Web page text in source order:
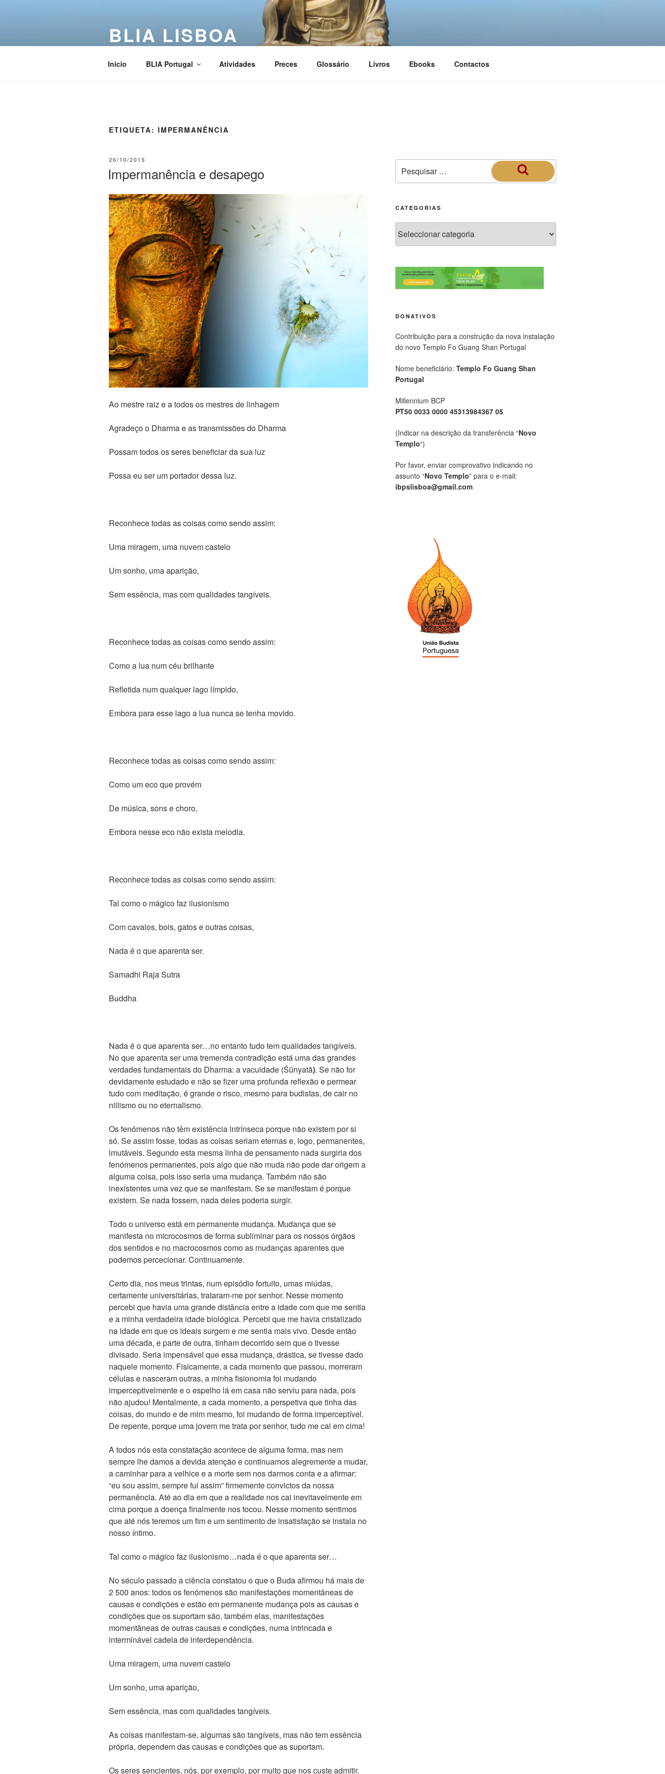
BLIA LISBOA
Início BLIA Portugal Atividades Preces Glossário Livros Ebooks Contactos
ETIQUETA: IMPERMANÊNCIA
26/10/2015
Impermanência e desapego
Ao mestre raiz e a todos os mestres de linhagem
Agradeço o Dharma e as transmissões do Dharma
Possam todos os seres beneficiar da sua luz
Possa eu ser um portador dessa luz.
Reconhece todas as coisas como sendo assim:
Uma miragem, uma nuvem castelo
Um sonho, uma aparição,
Sem essência, mas com qualidades tangíveis.
Reconhece todas as coisas como sendo assim:
Como a lua num céu brilhante
Refletida num qualquer lago límpido,
Embora para esse lago a lua nunca se tenha movido.
Reconhece todas as coisas como sendo assim:
Como um eco que provém
De música, sons e choro,
Embora nesse eco não exista melodia.
Reconhece todas as coisas como sendo assim:
Tal como o mágico faz ilusionismo
Com cavalos, bois, gatos e outras coisas,
Nada é o que aparenta ser.
Samadhi Raja Sutra
Buddha
Nada é o que aparenta ser…no entanto tudo tem qualidades tangíveis.
No que aparenta ser uma tremenda contradição está uma das grandes
verdades fundamentais do Dharma: a vacuidade (Śūnyatā). Se não for
devidamente estudado e não se fizer uma profunda reflexão e permear
tudo com meditação, é grande o risco, mesmo para budistas, de cair no
niilismo ou no eternalismo.
Os fenómenos não têm existência intrínseca porque não existem por si
só. Se assim fosse, todas as coisas seriam eternas e, logo, permanentes,
imutáveis. Segundo esta mesma linha de pensamento nada surgiria dos
fenómenos permanentes, pois algo que não muda não pode dar origem a
alguma coisa, pois isso seria uma mudança. Também não são
inexistentes uma vez que se manifestam. Se se manifestam é porque
existem. Se nada fossem, nada deles poderia surgir.
Todo o universo está em permanente mudança. Mudança que se
manifesta no microcosmos de forma subliminar para os nossos órgãos
dos sentidos e no macrocosmos como as mudanças aparentes que
podemos percecionar. Continuamente.
Certo dia, nos meus trintas, num episódio fortuito, umas miúdas,
certamente universitárias, trataram-me por senhor. Nesse momento
percebi que havia uma grande distância entre a idade com que me sentia
e a minha verdadeira idade biológica. Percebi que me havia cristalizado
na idade em que os ideais surgem e me sentia mais vivo. Desde então
uma década, e parte de outra, tinham decorrido sem que o tivesse
divisado. Seria impensável que essa mudança, drástica, se tivesse dado
naquele momento. Fisicamente, a cada momento que passou, morreram
células e nasceram outras, a minha fisionomia foi mudando
imperceptivelmente e o espelho lá em casa não serviu para nada, pois
não ajudou! Mentalmente, a cada momento, a perspetiva que tinha das
coisas, do mundo e de mim mesmo, foi mudando de forma imperceptível.
De repente, porque uma jovem me trata por senhor, tudo me cai em cima!
A todos nós esta constatação acontece de alguma forma, mas nem
sempre lhe damos a devida atenção e continuamos alegremente a mudar,
a caminhar para a velhice e a morte sem nos darmos conta e a afirmar:
“eu sou assim, sempre fui assim” firmemente convictos da nossa
permanência. Até ao dia em que a realidade nos cai inevitavelmente em
cima porque a doença finalmente nos tocou. Nesse momento sentimos
que até nós teremos um fim e um sentimento de insatisfação se instala no
nosso íntimo.
Tal como o mágico faz ilusionismo…nada é o que aparenta ser…
No século passado a ciência constatou o que o Buda afirmou há mais de
2 500 anos: todos os fenómenos são manifestações momentâneas de
causas e condições e estão em permanente mudança pois as causas e
condições que os suportam são, também elas, manifestações
momentâneas de outras causas e condições, numa intrincada e
interminável cadeia de interdependência.
Uma miragem, uma nuvem castelo
Um sonho, uma aparição,
Sem essência, mas com qualidades tangíveis.
As coisas manifestam-se, algumas são tangíveis, mas não tem essência
própria, dependem das causas e condições que as suportam.
Os seres sencientes, nós, por exemplo, por muito que nos custe admitir,
CATEGORIAS
DONATIVOS
Contribuição para a construção da nova instalação
do novo Templo Fo Guang Shan Portugal
Nome beneficiário: Templo Fo Guang Shan
Portugal
Millennium BCP
PT50 0033 0000 45313984367 05
(Indicar na descrição da transferência “Novo
Templo“)
Por favor, enviar comprovativo indicando no
assunto “Novo Templo” para o e-mail:
ibpslisboa@gmail.com